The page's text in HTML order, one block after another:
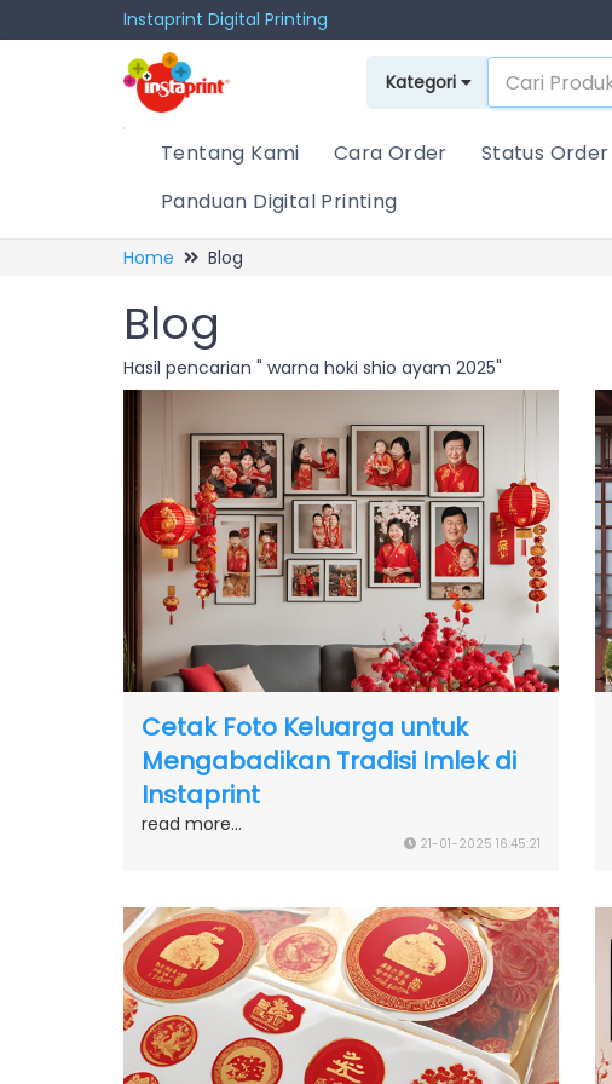
Instaprint Digital Printing
Kategori
Tentang Kami Cara Order Status Order
Panduan Digital Printing
Home Blog
Blog
Hasil pencarian " warna hoki shio ayam 2025"
Cetak Foto Keluarga untuk
Mengabadikan Tradisi Imlek di
Instaprint
read more...
21-01-2025 16:45:21